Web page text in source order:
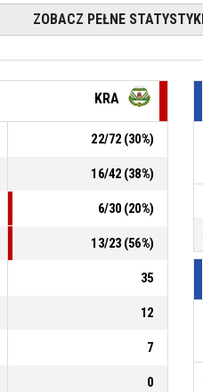
ZOBACZ PEŁNE STATYSTYKI
KRA
22/72 (30%)
16/42 (38%)
6/30 (20%)
13/23 (56%)
35
12
7
0